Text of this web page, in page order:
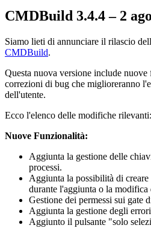
CMDBuild 3.4.4– 2
Siamo lieti di annunciare il rilascio
CMDBuild.
Questa nuova versione include
correzioni di bug che miglioreranno
dell'utente.
Ecco l'elenco delle modifiche rilevanti:
Nuove Funzionalità:
Aggiunta la gestione delle
processi.
Aggiunta la possibilità di
durante l'aggiunta o la modifica
Gestione dei permessi sui gate
Aggiunta la gestione degli
Aggiunto il pulsante "solo